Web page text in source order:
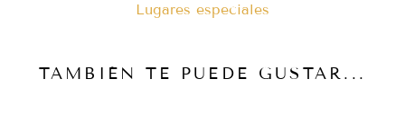
Lugares especiales
TAMBIÉN TE PUEDE GUSTAR...